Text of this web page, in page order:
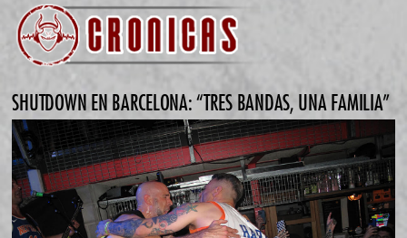
SHUTDOWN EN BARCELONA: “TRES BANDAS, UNA FAMILIA”